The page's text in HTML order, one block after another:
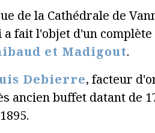
de la Cathédrale de
a fait l'objet d'un
et Madigout.
Debierre, facteur
ancien buffet datant de